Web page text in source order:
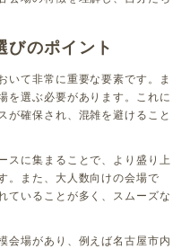
びのポイント
いて非常に重要な要素です。ま
を選ぶ必要があります。これに
が確保され、混雑を避けること
スに集まることで、より盛り上
。また、大人数向けの会場で
ていることが多く、スムーズな
会場があり、例えば名古屋市内